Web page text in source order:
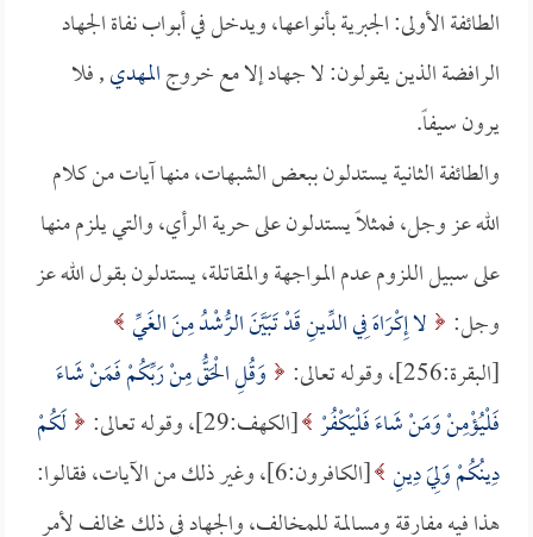
الطائفة الأولى: الجبرية بأنواعها، ويدخل في أبواب نفاة الجهاد
الرافضة الذين يقولون: لا جهاد إلا مع خروجالمهدي, فلا
يرون سيفاً.
والطائفة الثانية يستدلون ببعض الشبهات، منها آيات من كلام
الله عز وجل، فمثلاً يستدلون على حرية الرأي، والتي يلزم منها
على سبيل اللزوم عدم المواجهة والمقاتلة، يستدلون بقول الله عز
وجل:
لا إِكْرَاهَ فِي الدِّينِ قَدْ تَبَيَّنَ الرُّشْدُ مِنَ الغَيِّ
[البقرة:256]، وقوله تعالى:
وَقُلِ الْحَقُّ مِنْ رَبِّكُمْ فَمَنْ شَاءَ
فَلْيُؤْمِنْ وَمَنْ شَاءَ فَلْيَكْفُرْ [الكهف:29]، وقوله تعالى:
لَكُمْ
دِينُكُمْ وَلِيَ دِينِ
[الكافرون:6]، وغير ذلك من الآيات، فقالوا:
هذا فيه مفارقة ومسالمة للمخالف، والجهاد في ذلك مخالف لأمر